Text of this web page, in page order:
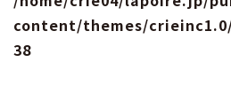
content/themes/
38